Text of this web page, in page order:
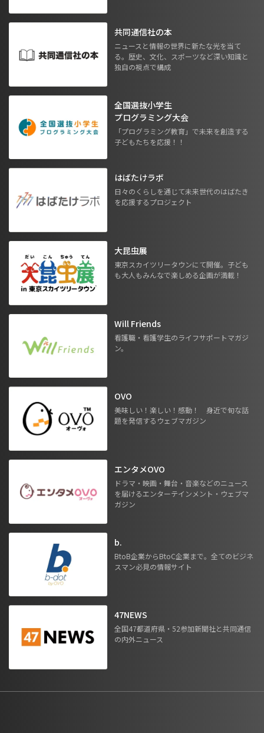
共同通信社の本
ニュースと情報の世界に新たな光を当て
る。歴史、文化、スポーツなど深い知識と
独自の視点で構成
全国選抜小学生
プログラミング大会
「プログラミング教育」で未来を創造する
子どもたちを応援！！
はばたけラボ
日々のくらしを通じて未来世代のはばたき
を応援するプロジェクト
大昆虫展
東京スカイツリータウンにて開催。子ども
も大人もみんなで楽しめる企画が満載！
Will Friends
看護職・看護学生のライフサポートマガジ
ン。
OVO
美味しい！楽しい！感動！ 身近で旬な話
題を発信するウェブマガジン
エンタメOVO
ドラマ・映画・舞台・音楽などのニュース
を届けるエンターテインメント・ウェブマ
ガジン
b.
BtoB企業からBtoC企業まで。全てのビジネ
スマン必見の情報サイト
47NEWS
全国47都道府県・52参加新聞社と共同通信
の内外ニュース